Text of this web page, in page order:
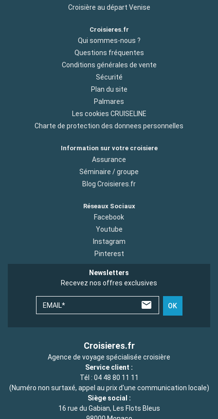
Croisière au départ Venise
Croisieres.fr
Qui sommes-nous ?
Questions fréquentes
Conditions générales de vente
Sécurité
Plan du site
Palmares
Les cookies CRUISELINE
Charte de protection des donnees personnelles
Information sur votre croisiere
Assurance
Séminaire / groupe
Blog Croisieres.fr
Réseaux Sociaux
Facebook
Youtube
Instagram
Pinterest
Newsletters
Recevez nos offres exclusives
EMAIL* OK
Croisieres.fr
Agence de voyage spécialisée croisière
Service client :
Tél : 04 48 80 11 11
(Numéro non surtaxé, appel au prix d'une communication locale)
Siège social :
16 rue du Gabian, Les Flots Bleus